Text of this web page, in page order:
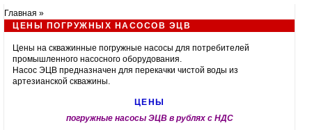
Главная »
ЦЕНЫ ПОГРУЖНЫХ НАСОСОВ ЭЦВ
Цены на скважинные погружные насосы для потребителей
промышленного насосного оборудования.
Насос ЭЦВ предназначен для перекачки чистой воды из
артезианской скважины.
ЦЕНЫ
погружные насосы ЭЦВ в рублях c НДС